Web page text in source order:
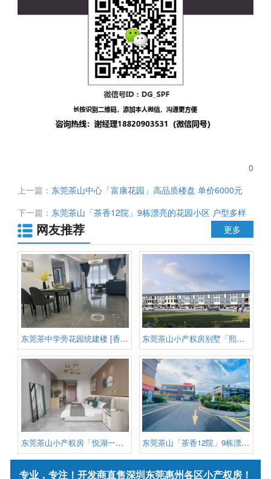
0
上一篇： 东莞茶山中心「富康花园」高品质楼盘 单价6000元
首付3成 分期8年 周边大型商超 市场 公园 交通便利
下一篇： 东莞茶山「茶香12院」9栋漂亮的花园小区 户型多样
化 高达90%的使用率 首付只需9.8万起 分期利息低
网友推荐 更多
东莞茶中学旁花园统建楼 [香茶学 东莞茶山小产权房别墅「熙园小院
东莞茶山小产权房「悦湖一号」 东莞茶山「茶香12院」9栋漂亮的花
专业，专注！开发商直售深圳东莞惠州各区小产权房！